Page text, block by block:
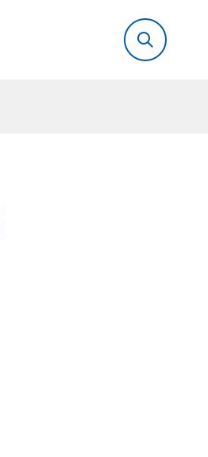
Rechercher: